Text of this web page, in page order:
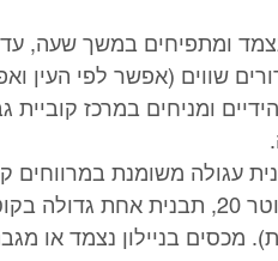
ומניחים במרכז
עגולה משומנת